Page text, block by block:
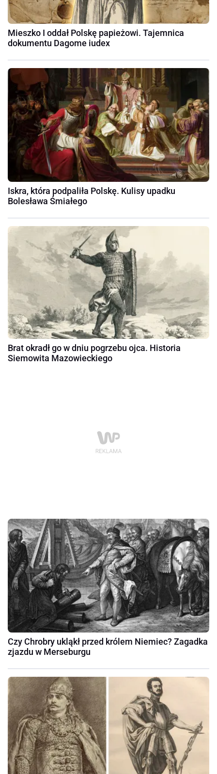
Mieszko I oddał Polskę papieżowi. Tajemnica
dokumentu Dagome iudex
Iskra, która podpaliła Polskę. Kulisy upadku
Bolesława Śmiałego
Brat okradł go w dniu pogrzebu ojca. Historia
Siemowita Mazowieckiego
Czy Chrobry ukląkł przed królem Niemiec? Zagadka
zjazdu w Merseburgu